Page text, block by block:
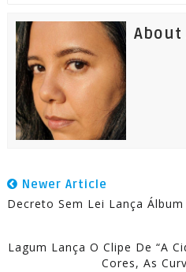
About
Newer Article
Decreto Sem Lei Lança
Lagum Lança O Clipe De “A
Cores, As